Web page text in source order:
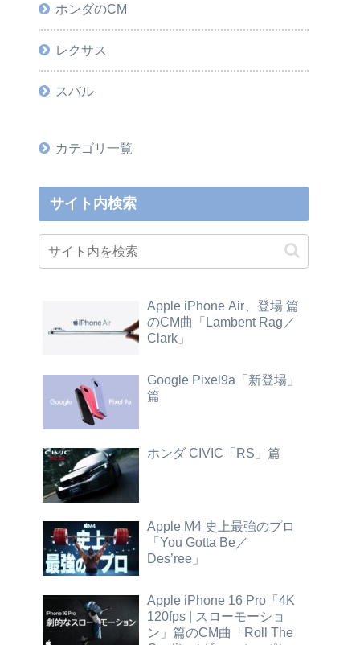
ホンダのCM
レクサス
スバル
カテゴリ一覧
サイト内検索
Apple iPhone Air、登場 篇
のCM曲「Lambent Rag／
Clark」
Google Pixel9a「新登場」
篇
ホンダ CIVIC「RS」篇
Apple M4 史上最強のプロ
「You Gotta Be／
Des’ree」
Apple iPhone 16 Pro「4K
120fps | スローモーショ
ン」篇のCM曲「Roll The